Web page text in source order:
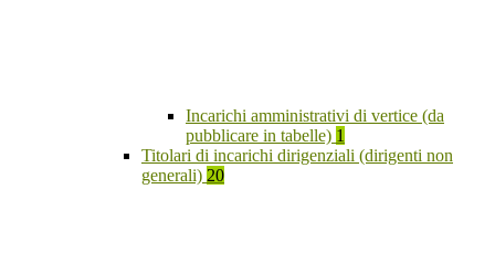
Incarichi amministrativi di vertice (da
pubblicare in tabelle) 1
Titolari di incarichi dirigenziali (dirigenti non
generali) 20